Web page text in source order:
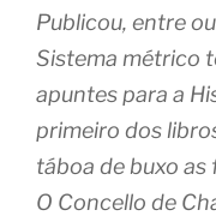
Publicou, entre
Sistema métrico
apuntes para a
primeiro dos
táboa de buxo as
O Concello de